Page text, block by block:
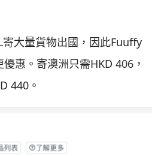
大量貨物出國，因此Fuuffy
惠。寄澳洲只需HKD 406，
440。